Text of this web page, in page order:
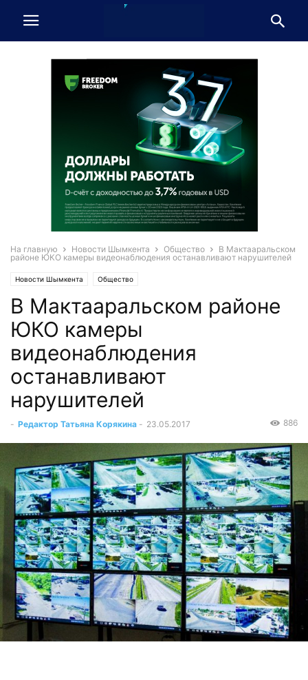
На главную Новости Шымкента Общество
В Мактааральском
районе ЮКО камеры видеонаблюдения останавливают нарушителей
Новости Шымкента Общество
В Мактааральском районе
ЮКО камеры
видеонаблюдения
останавливают
нарушителей
- Редактор Татьяна Корякина - 23.05.2017 886